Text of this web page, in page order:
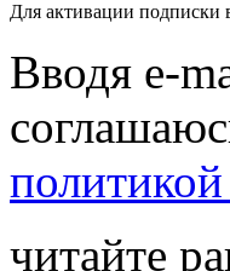
Для активации подписки
Вводя e-
читайте